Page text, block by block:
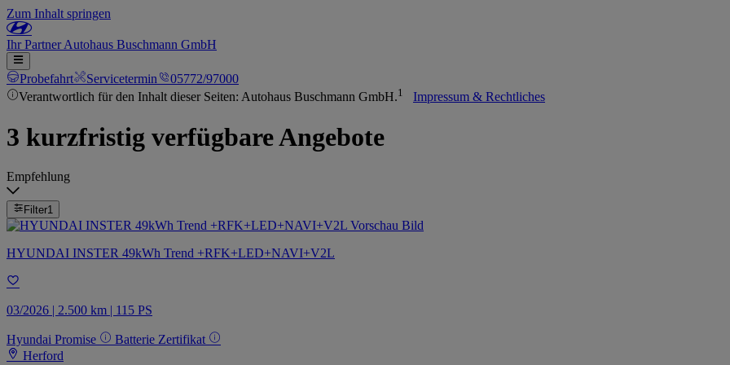
Zum Inhalt springen
IhrPartnerAutohaus Buschmann GmbH
Probefahrt Servicetermin
05772/97000
Verantwortlich für den Inhalt dieser Seiten: Autohaus Buschmann GmbH.1 Impressum & Rechtliches
3 kurzfristig verfügbare Angebote
Empfehlung
Filter1
HYUNDAI INSTER 49kWh Trend +RFK+LED+NAVI+V2L
03/2026 | 2.500 km | 115 PS
Hyundai Promise
Batterie Zertifikat
Herford